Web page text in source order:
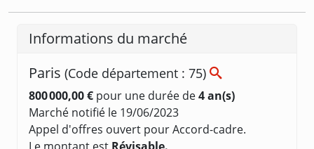
Informations du marché
Paris (Code département : 75)
800 000,00 € pour une durée de4 an(s)
Marché notifié le 19/06/2023
Appel d'offres ouvert pour Accord-cadre.